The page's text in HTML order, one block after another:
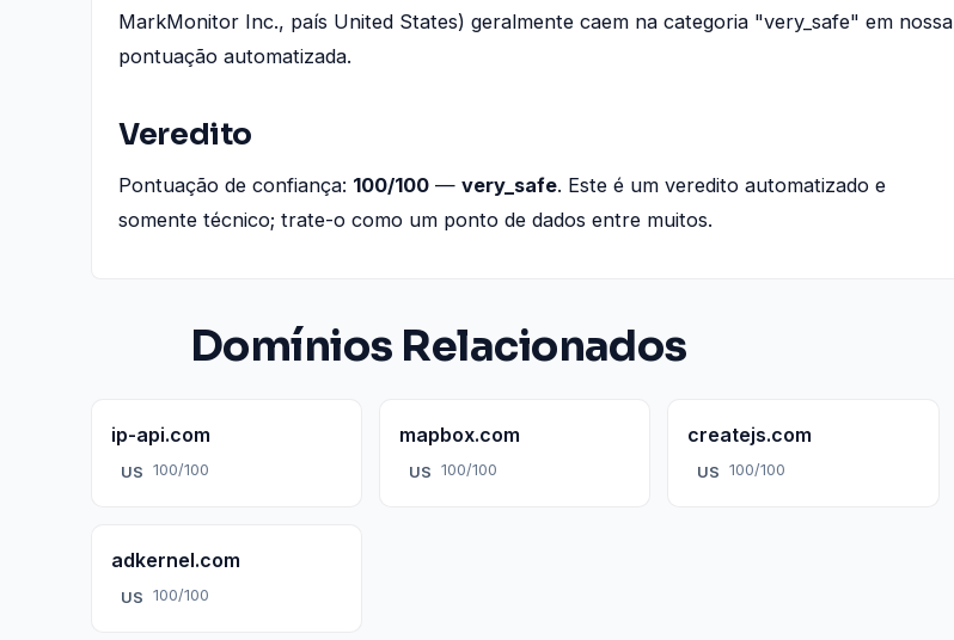
MarkMonitor Inc., país United States) geralmente caem na categoria "very_safe" em nossa
pontuação automatizada.
Veredito
Pontuação de confiança: 100/100 — very_safe. Este é um veredito automatizado e
somente técnico; trate-o como um ponto de dados entre muitos.
Domínios Relacionados
ip-api.com
US 100/100
mapbox.com
US 100/100
createjs.com
US 100/100
adkernel.com
US 100/100